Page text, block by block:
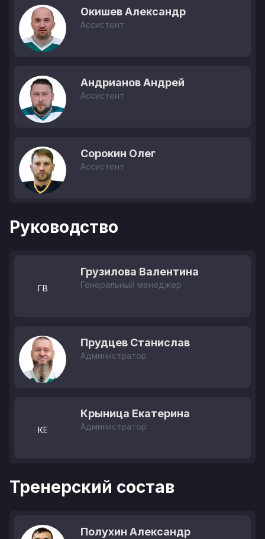
Окишев Александр
Ассистент
Андрианов Андрей
Ассистент
Сорокин Олег
Ассистент
Руководство
ГВ
Грузилова Валентина
Генеральный менеджер
Прудцев Станислав
Администратор
КЕ
Крыница Екатерина
Администратор
Тренерский состав
Полухин Александр